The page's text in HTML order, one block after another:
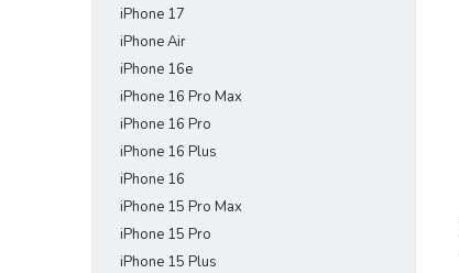
iPhone 17
iPhone Air
iPhone 16e
iPhone 16 Pro Max
iPhone 16 Pro
iPhone 16 Plus
iPhone 16
iPhone 15 Pro Max
iPhone 15 Pro
iPhone 15 Plus